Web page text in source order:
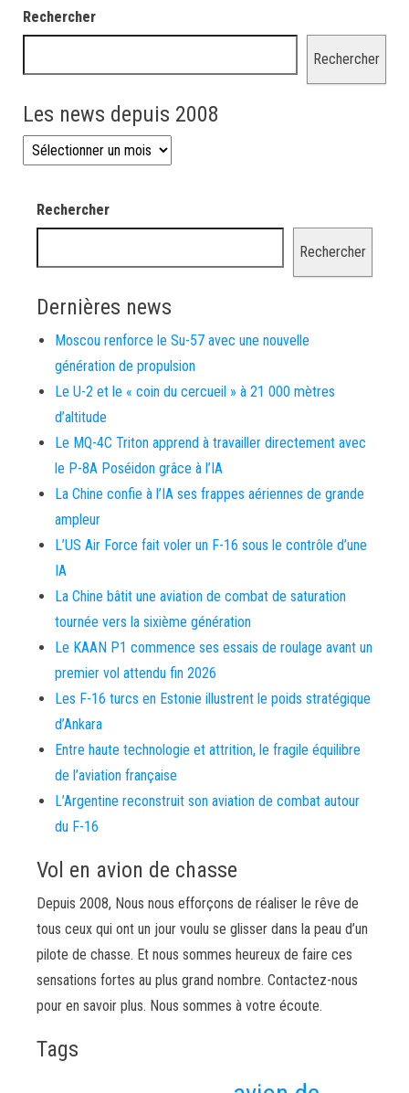
Rechercher
Rechercher
Les news depuis 2008
Les news depuis 2008
Rechercher
Rechercher
Dernières news
Moscou renforce le Su-57 avec une nouvelle
génération de propulsion
Le U-2 et le « coin du cercueil » à 21 000 mètres
d’altitude
Le MQ-4C Triton apprend à travailler directement avec
le P-8A Poséidon grâce à l’IA
La Chine confie à l’IA ses frappes aériennes de grande
ampleur
L’US Air Force fait voler un F-16 sous le contrôle d’une
IA
La Chine bâtit une aviation de combat de saturation
tournée vers la sixième génération
Le KAAN P1 commence ses essais de roulage avant un
premier vol attendu fin 2026
Les F-16 turcs en Estonie illustrent le poids stratégique
d’Ankara
Entre haute technologie et attrition, le fragile équilibre
de l’aviation française
L’Argentine reconstruit son aviation de combat autour
du F-16
Vol en avion de chasse
Depuis 2008, Nous nous efforçons de réaliser le rêve de
tous ceux qui ont un jour voulu se glisser dans la peau d’un
pilote de chasse. Et nous sommes heureux de faire ces
sensations fortes au plus grand nombre. Contactez-nous
pour en savoir plus. Nous sommes à votre écoute.
Tags